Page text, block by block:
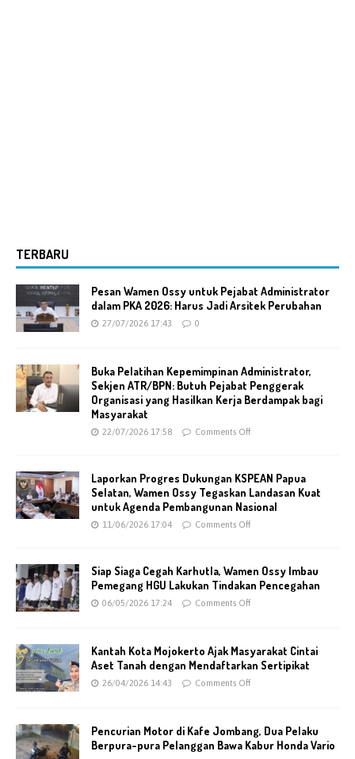
TERBARU
Pesan Wamen Ossy untuk Pejabat Administrator
dalam PKA 2026: Harus Jadi Arsitek Perubahan
27/07/2026 17:43 0
Buka Pelatihan Kepemimpinan Administrator,
Sekjen ATR/BPN: Butuh Pejabat Penggerak
Organisasi yang Hasilkan Kerja Berdampak bagi
Masyarakat
22/07/2026 17:58 Comments Off
Laporkan Progres Dukungan KSPEAN Papua
Selatan, Wamen Ossy Tegaskan Landasan Kuat
untuk Agenda Pembangunan Nasional
11/06/2026 17:04 Comments Off
Siap Siaga Cegah Karhutla, Wamen Ossy Imbau
Pemegang HGU Lakukan Tindakan Pencegahan
06/05/2026 17:24 Comments Off
Kantah Kota Mojokerto Ajak Masyarakat Cintai
Aset Tanah dengan Mendaftarkan Sertipikat
26/04/2026 14:43 Comments Off
Pencurian Motor di Kafe Jombang, Dua Pelaku
Berpura-pura Pelanggan Bawa Kabur Honda Vario